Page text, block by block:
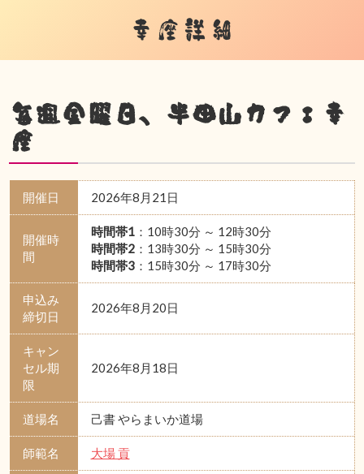
幸座詳細
毎週金曜日、半田山カフェ幸
座
開催日 2026年8月21日
開催時
間
時間帯1：10時30分 ～ 12時30分
時間帯2：13時30分 ～ 15時30分
時間帯3：15時30分 ～ 17時30分
申込み
締切日
2026年8月20日
キャン
セル期
限
2026年8月18日
道場名 己書 やらまいか道場
師範名 大場 貢